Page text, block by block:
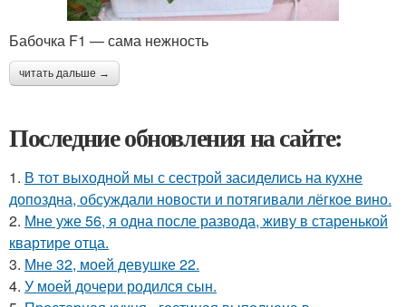
Бабочка F1 — сама нежность
читать дальше →
Последние обновления на сайте:
1. В тот выходной мы с сестрой засиделись на кухне
допоздна, обсуждали новости и потягивали лёгкое вино.
2. Мне уже 56, я одна после развода, живу в старенькой
квартире отца.
3. Мне 32, моей девушке 22.
4. У моей дочери родился сын.